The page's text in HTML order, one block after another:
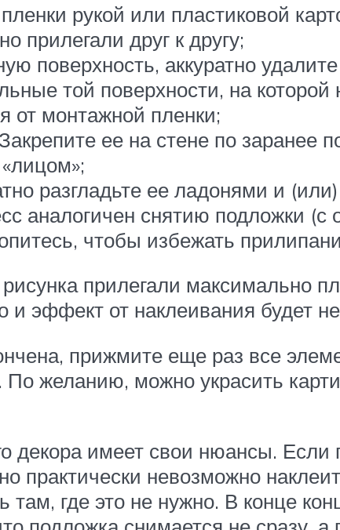
рукой или пластиковой
прилегали друг к другу;
поверхность, аккуратно
той поверхности, на которой
от монтажной пленки;
ее на стене по заранее
разгладьте ее ладонями и
аналогичен снятию подложки (с
чтобы избежать
прилегали максимально
и эффект от наклеивания будет
прижмите еще раз все
По желанию, можно украсить
декора имеет свои нюансы. Если
практически невозможно
где это не нужно. В конце